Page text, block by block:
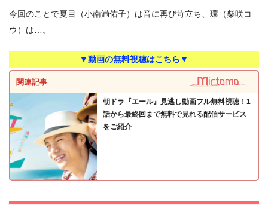
今回のことで夏目（小南満佑子）は音に再び苛立ち、環（柴咲コ
ウ）は…。
▼動画の無料視聴はこちら▼
関連記事
朝ドラ『エール』見逃し動画フル無料視聴！1
話から最終回まで無料で見れる配信サービス
をご紹介